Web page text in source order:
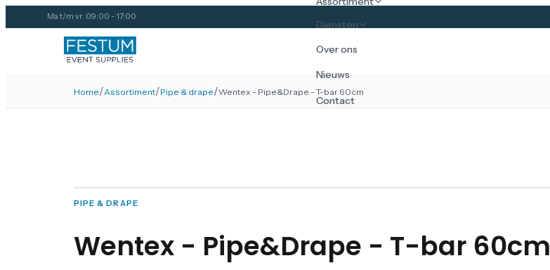
Ma t/m vr: 09:00 - 17:00
Diensten
Over ons
Nieuws
Contact
Home/Assortiment/Pipe & drape/Wentex - Pipe&Drape - T-bar 60cm
PIPE & DRAPE
Wentex - Pipe&Drape - T-bar 60cm